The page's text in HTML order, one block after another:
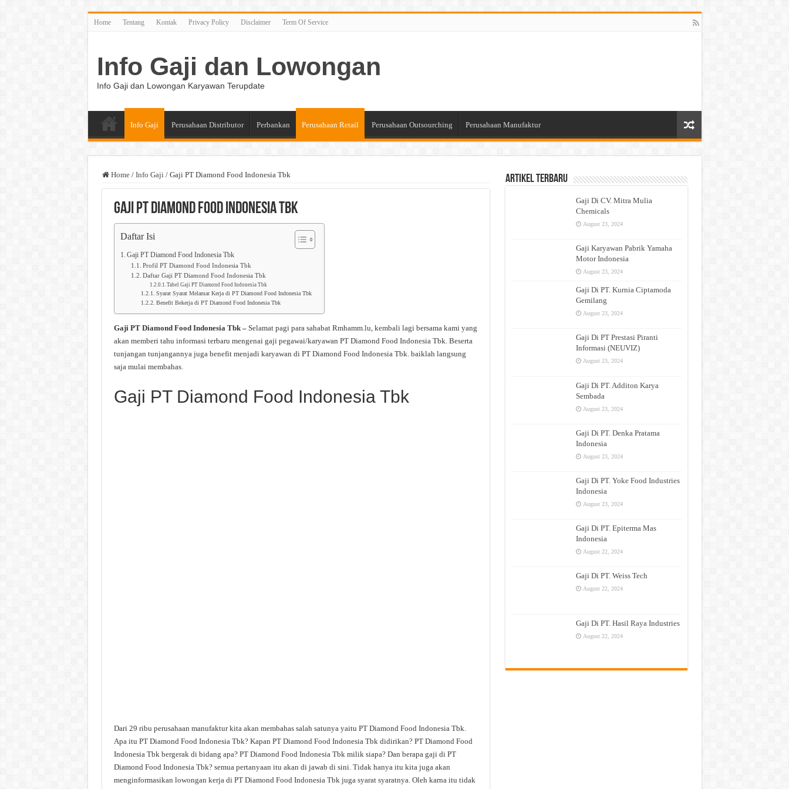
Home Tentang Kontak Privacy Policy Disclaimer Term Of Service
Info Gaji dan Lowongan
Info Gaji dan Lowongan Karyawan Terupdate
Info Gaji Perusahaan Distributor Perbankan Perusahaan Retail Perusahaan Outsourching Perusahaan Manufaktur
Home / Info Gaji / Gaji PT Diamond Food Indonesia Tbk
Gaji PT Diamond Food Indonesia Tbk
Daftar Isi
Gaji PT Diamond Food Indonesia Tbk
Profil PT Diamond Food Indonesia Tbk
Daftar Gaji PT Diamond Food Indonesia Tbk
Tabel Gaji PT Diamond Food Indonesia Tbk
Syarat Syarat Melamar Kerja di PT Diamond Food Indonesia Tbk
Benefit Bekerja di PT Diamond Food Indonesia Tbk
Gaji PT Diamond Food Indonesia Tbk – Selamat pagi para sahabat Rmhamm.lu, kembali lagi bersama kami yang
akan memberi tahu informasi terbaru mengenai gaji pegawai/karyawan PT Diamond Food Indonesia Tbk. Beserta
tunjangan tunjangannya juga benefit menjadi karyawan di PT Diamond Food Indonesia Tbk. baiklah langsung
saja mulai membahas.
Gaji PT Diamond Food Indonesia Tbk
Dari 29 ribu perusahaan manufaktur kita akan membahas salah satunya yaitu PT Diamond Food Indonesia Tbk.
Apa itu PT Diamond Food Indonesia Tbk? Kapan PT Diamond Food Indonesia Tbk didirikan? PT Diamond Food
Indonesia Tbk bergerak di bidang apa? PT Diamond Food Indonesia Tbk milik siapa? Dan berapa gaji di PT
Diamond Food Indonesia Tbk? semua pertanyaan itu akan di jawab di sini. Tidak hanya itu kita juga akan
menginformasikan lowongan kerja di PT Diamond Food Indonesia Tbk juga syarat syaratnya. Oleh karna itu tidak
Artikel Terbaru
Gaji Di CV. Mitra Mulia
Chemicals
August 23, 2024
Gaji Karyawan Pabrik Yamaha
Motor Indonesia
August 23, 2024
Gaji Di PT. Kurnia Ciptamoda
Gemilang
August 23, 2024
Gaji Di PT Prestasi Piranti
Informasi (NEUVIZ)
August 23, 2024
Gaji Di PT. Additon Karya
Sembada
August 23, 2024
Gaji Di PT. Denka Pratama
Indonesia
August 23, 2024
Gaji Di PT. Yoke Food Industries
Indonesia
August 23, 2024
Gaji Di PT. Epiterma Mas
Indonesia
August 22, 2024
Gaji Di PT. Weiss Tech
August 22, 2024
Gaji Di PT. Hasil Raya Industries
August 22, 2024